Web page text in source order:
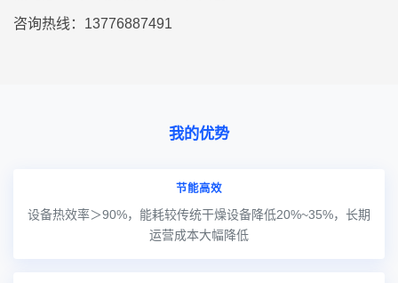
咨询热线：13776887491
我的优势
节能高效
设备热效率＞90%，能耗较传统干燥设备降低20%~35%，长期
运营成本大幅降低